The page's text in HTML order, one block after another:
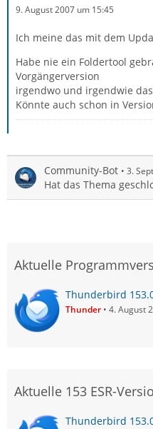
9. August 2007 um 15:45
Ich meine das mit dem
Habe nie ein Foldertool
Vorgängerversion
irgendwo und irgendwie
Könnte auch schon in
Community-Bot 3.
Hat das Thema
Aktuelle
Thunderbird
Thunder 4. August
Aktuelle 153 ESR-
Thunderbird